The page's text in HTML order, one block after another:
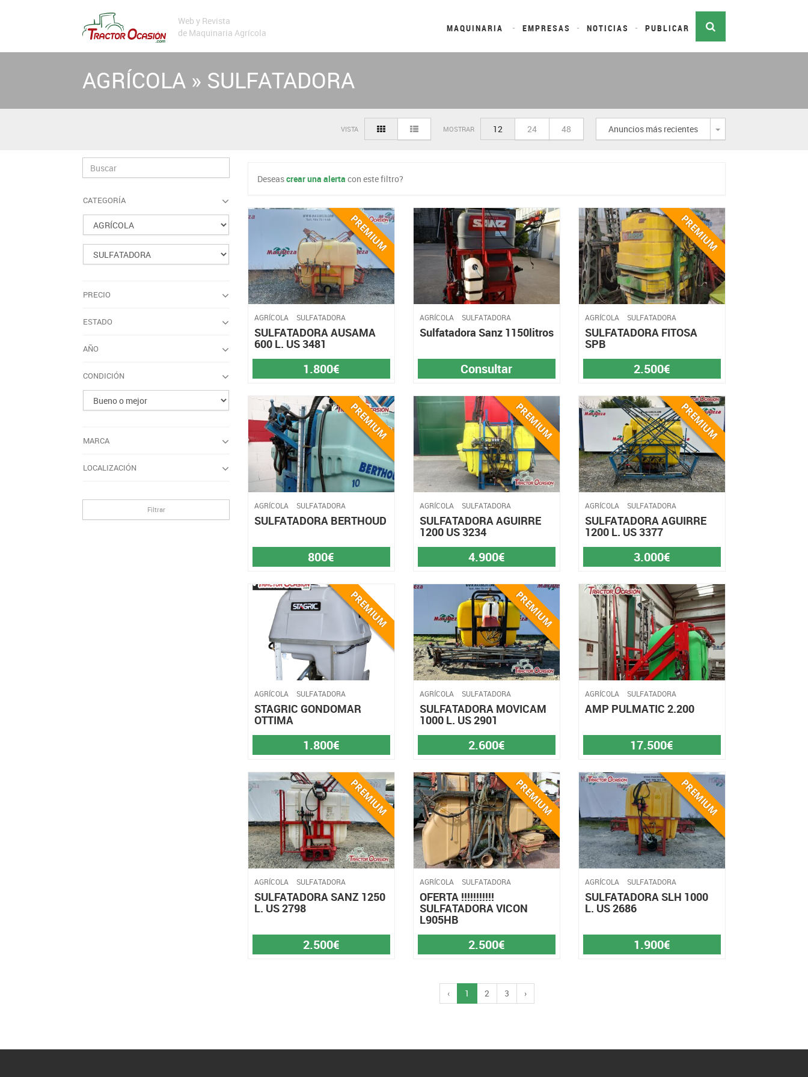
Web y Revista
de Maquinaria Agrícola
MAQUINARIA EMPRESAS NOTICIAS PUBLICAR
AGRÍCOLA » SULFATADORA
Anuncios más recientes Desplegar
MOSTRAR 12 24 48
VISTA
CATEGORÍA
PRECIO
ESTADO
AÑO
CONDICIÓN
MARCA
LOCALIZACIÓN
Filtrar
Deseascrear una alerta con este filtro?
AGRÍCOLA SULFATADORA
SULFATADORA AUSAMA
600 L. US 3481
1.800€
AGRÍCOLA SULFATADORA
Sulfatadora Sanz 1150litros
Consultar
AGRÍCOLA SULFATADORA
SULFATADORA FITOSA
SPB
2.500€
AGRÍCOLA SULFATADORA
SULFATADORA BERTHOUD
800€
AGRÍCOLA SULFATADORA
SULFATADORA AGUIRRE
1200 US 3234
4.900€
AGRÍCOLA SULFATADORA
SULFATADORA AGUIRRE
1200 L. US 3377
3.000€
AGRÍCOLA SULFATADORA
STAGRIC GONDOMAR
OTTIMA
1.800€
AGRÍCOLA SULFATADORA
SULFATADORA MOVICAM
1000 L. US 2901
2.600€
AGRÍCOLA SULFATADORA
AMP PULMATIC 2.200
17.500€
AGRÍCOLA SULFATADORA
SULFATADORA SANZ 1250
L. US 2798
2.500€
AGRÍCOLA SULFATADORA
OFERTA !!!!!!!!!!!
SULFATADORA VICON
L905HB
2.500€
AGRÍCOLA SULFATADORA
SULFATADORA SLH 1000
L. US 2686
1.900€
‹ 1 2 3 ›